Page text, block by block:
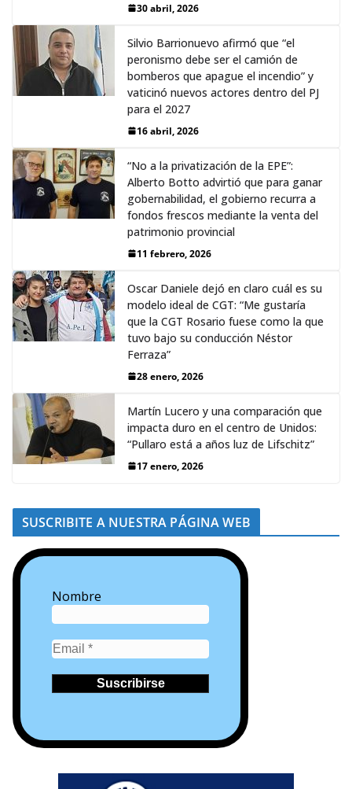
30 abril, 2026
Silvio Barrionuevo afirmó que “el
peronismo debe ser el camión de
bomberos que apague el incendio” y
vaticinó nuevos actores dentro del PJ
para el 2027
16 abril, 2026
“No a la privatización de la EPE”:
Alberto Botto advirtió que para ganar
gobernabilidad, el gobierno recurra a
fondos frescos mediante la venta del
patrimonio provincial
11 febrero, 2026
Oscar Daniele dejó en claro cuál es su
modelo ideal de CGT: “Me gustaría
que la CGT Rosario fuese como la que
tuvo bajo su conducción Néstor
Ferraza”
28 enero, 2026
Martín Lucero y una comparación que
impacta duro en el centro de Unidos:
“Pullaro está a años luz de Lifschitz”
17 enero, 2026
SUSCRIBITE A NUESTRA PÁGINA WEB
Nombre